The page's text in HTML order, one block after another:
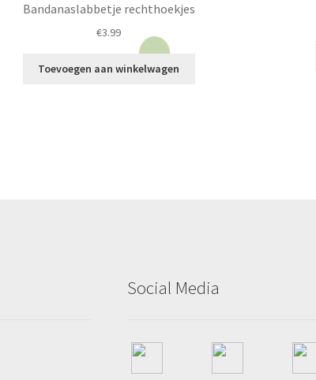
Bandanaslabbetje rechthoekjes
€3.99
Toevoegen aan winkelwagen
Social Media